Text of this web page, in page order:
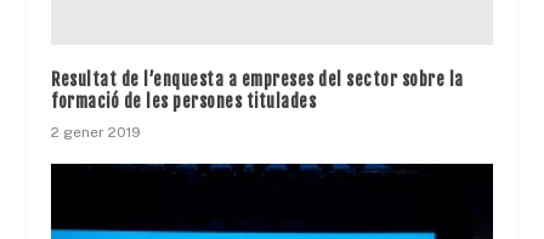
Resultat de l’enquesta a empreses del sector sobre la
formació de les persones titulades
2 gener 2019